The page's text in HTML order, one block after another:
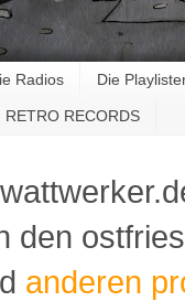
Radios Die
RECORDS
den
anderen